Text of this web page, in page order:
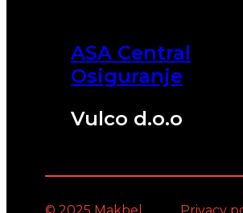
ASA Central
Osiguranje
Vulco d.o.o